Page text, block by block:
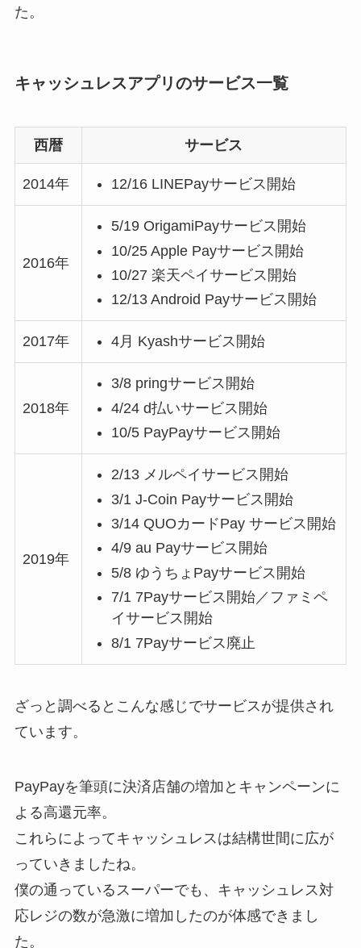
た。
キャッシュレスアプリのサービス一覧
西暦 サービス
2014年 12/16 LINEPayサービス開始
2016年
5/19 OrigamiPayサービス開始
10/25 Apple Payサービス開始
10/27 楽天ペイサービス開始
12/13 Android Payサービス開始
2017年 4月 Kyashサービス開始
2018年
3/8 pringサービス開始
4/24 d払いサービス開始
10/5 PayPayサービス開始
2019年
2/13 メルペイサービス開始
3/1 J-Coin Payサービス開始
3/14 QUOカードPay サービス開始
4/9 au Payサービス開始
5/8 ゆうちょPayサービス開始
7/1 7Payサービス開始／ファミペ
イサービス開始
8/1 7Payサービス廃止
ざっと調べるとこんな感じでサービスが提供され
ています。
PayPayを筆頭に決済店舗の増加とキャンペーンに
よる高還元率。
これらによってキャッシュレスは結構世間に広が
っていきましたね。
僕の通っているスーパーでも、キャッシュレス対
応レジの数が急激に増加したのが体感できまし
た。